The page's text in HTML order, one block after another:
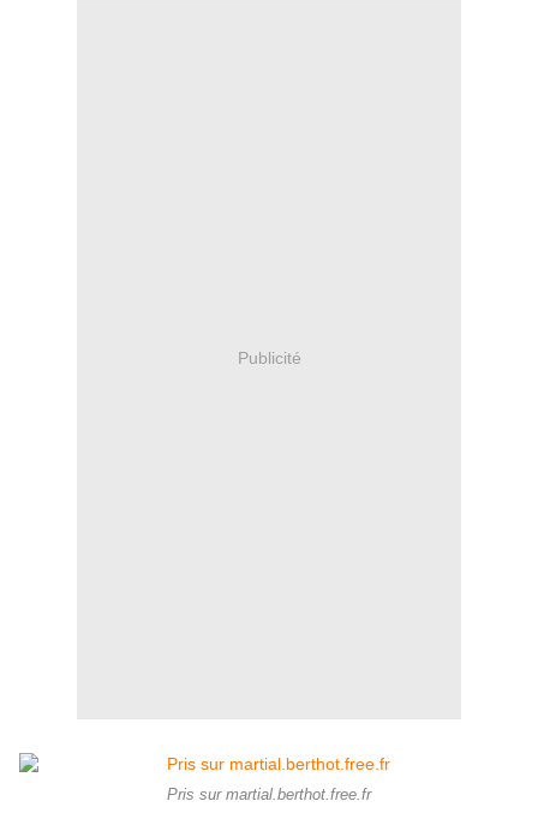
Publicité
Pris sur martial.berthot.free.fr